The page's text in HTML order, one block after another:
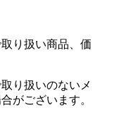
り扱い商品、価
り扱いのないメ
がございます。